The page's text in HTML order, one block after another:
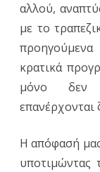
αλλού,
με το
κρατικά
μόνο δεν
επανέρχονται
Η απόφασή
υποτιμώντας